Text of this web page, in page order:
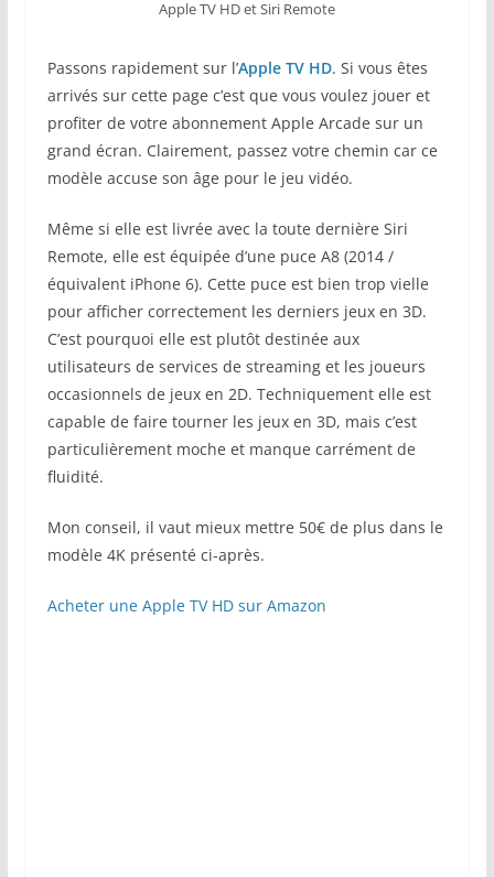
Apple TV HD et Siri Remote
Passons rapidement sur l’Apple TV HD. Si vous êtes
arrivés sur cette page c’est que vous voulez jouer et
profiter de votre abonnement Apple Arcade sur un
grand écran. Clairement, passez votre chemin car ce
modèle accuse son âge pour le jeu vidéo.
Même si elle est livrée avec la toute dernière Siri
Remote, elle est équipée d’une puce A8 (2014 /
équivalent iPhone 6). Cette puce est bien trop vielle
pour afficher correctement les derniers jeux en 3D.
C’est pourquoi elle est plutôt destinée aux
utilisateurs de services de streaming et les joueurs
occasionnels de jeux en 2D. Techniquement elle est
capable de faire tourner les jeux en 3D, mais c’est
particulièrement moche et manque carrément de
fluidité.
Mon conseil, il vaut mieux mettre 50€ de plus dans le
modèle 4K présenté ci-après.
Acheter une Apple TV HD sur Amazon